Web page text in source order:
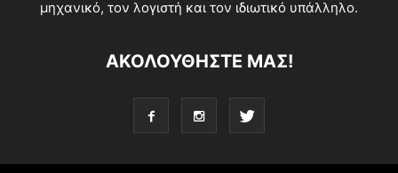
μηχανικό, τον λογιστή και τον ιδιωτικό υπάλληλο.
ΑΚΟΛΟΥΘΗΣΤΕ ΜΑΣ!